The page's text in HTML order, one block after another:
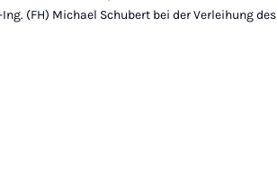
(FH) Michael Schubert bei der Verleihung